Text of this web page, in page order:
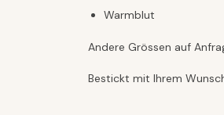
Warmblut
Andere Grössen auf
Bestickt mit Ihrem